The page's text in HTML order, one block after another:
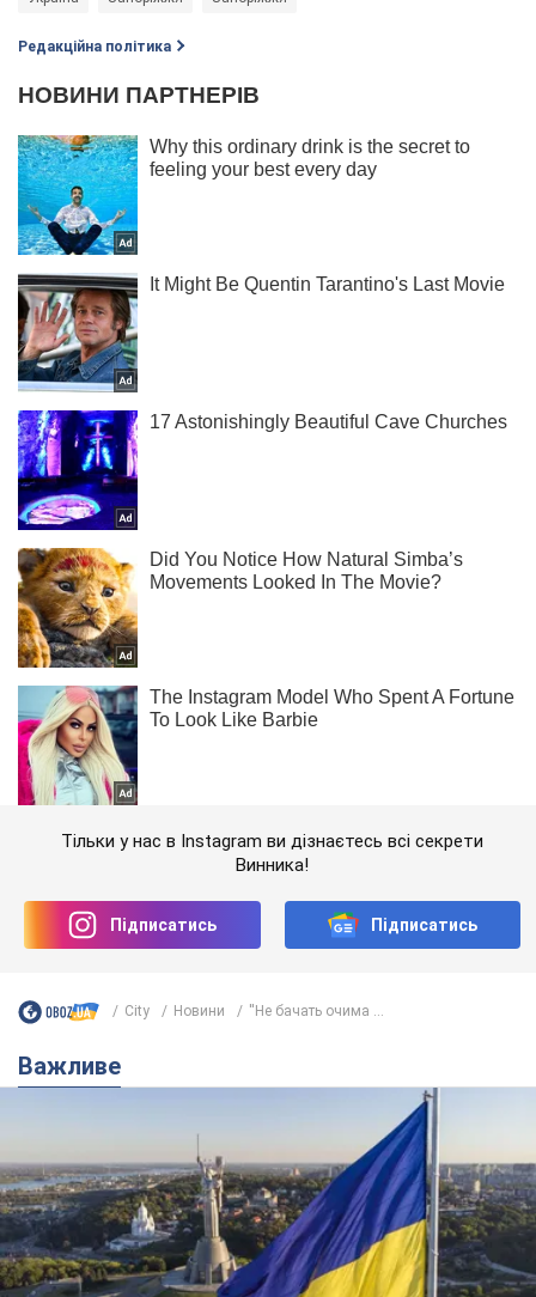
Редакційна політика
Тільки у нас в Instagram ви дізнаєтесь всі секрети
Винника!
Підписатись Підписатись
City Новини ''Не бачать очима ...
Важливе